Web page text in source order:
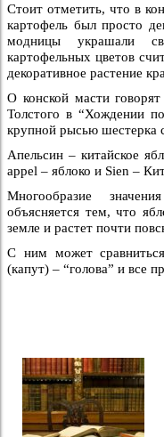
Стоит отметить, что в
картофель был просто
модницы украшали
картофельных цветов
декоративное растение
О конской масти
Толстого в “Хождении
крупной рысью шестерка
Апельсин – китайское
appel – яблоко и Sien –
Многообразие
объясняется тем, что
земле и растет почти
С ним может
(капут) – “голова” и все